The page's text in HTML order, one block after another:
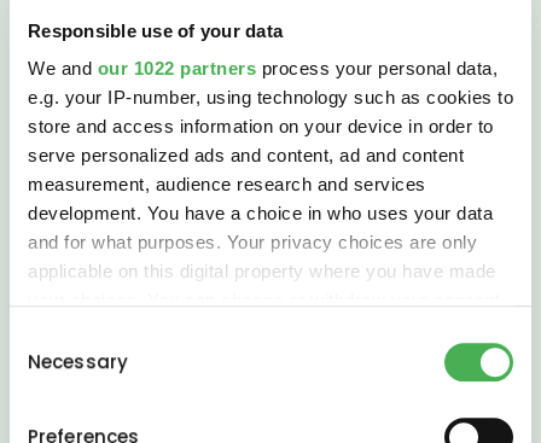
Responsible use of your data
We and our 1022 partners process your personal data,
e.g. your IP-number, using technology such as cookies to
store and access information on your device in order to
serve personalized ads and content, ad and content
measurement, audience research and services
development. You have a choice in who uses your data
and for what purposes. Your privacy choices are only
applicable on this digital property where you have made
the Privacy trigger icon.
Selection
Necessary
Preferences